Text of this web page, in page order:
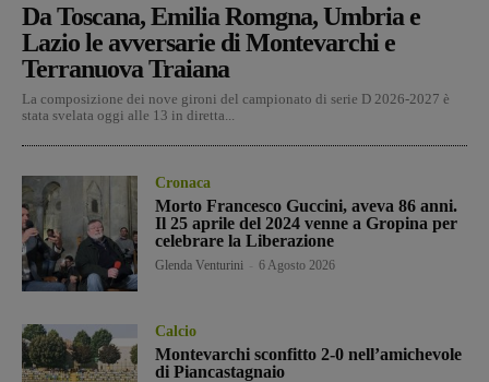
Da Toscana, Emilia Romgna, Umbria e
Lazio le avversarie di Montevarchi e
Terranuova Traiana
La composizione dei nove gironi del campionato di serie D 2026-2027 è
stata svelata oggi alle 13 in diretta...
Cronaca
Morto Francesco Guccini, aveva 86 anni.
Il 25 aprile del 2024 venne a Gropina per
celebrare la Liberazione
Glenda Venturini 6 Agosto 2026
Calcio
Montevarchi sconfitto 2-0 nell’amichevole
di Piancastagnaio